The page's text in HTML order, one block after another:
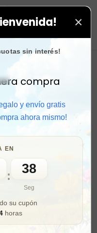
×
sin interés!
compra
y envío gratis
ahora mismo!
EN
:
36
Seg
su cupón
horas
rápido y